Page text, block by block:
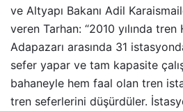
ve Altyapı Bakanı Adil
veren Tarhan: “2010 yılında
Adapazarı arasında 31
sefer yapar ve tam kapasite
bahaneyle hem faal olan tren
tren seferlerini düşürdüler.